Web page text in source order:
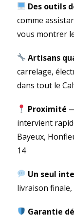
Des outils
comme
vous montrer
Artisans
carrelage,
dans tout le
Proximité
intervient
Bayeux,
14
Un seul
livraison
Garantie